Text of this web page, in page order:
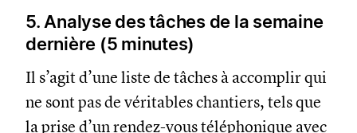
5. Analyse des tâches de la semaine
dernière (5 minutes)
Il s’agit d’une liste de tâches à accomplir qui
ne sont pas de véritables chantiers, tels que
la prise d’un rendez-vous téléphonique avec